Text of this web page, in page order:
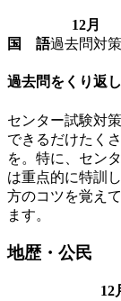
12月
国 語過去問対策
過去問をくり返
センター試験対
できるだけたく
を。特に、セン
は重点的に特訓
方のコツを覚え
ます。
地歴・公民
12